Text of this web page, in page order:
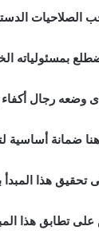
الصلاحيات
بمسئولياته
رجال أكفاء
ضمانة أساسية
هذا المبدأ
تطابق هذا